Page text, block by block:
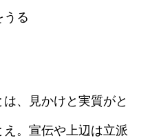
うる
、見かけと実質がと
。宣伝や上辺は立派